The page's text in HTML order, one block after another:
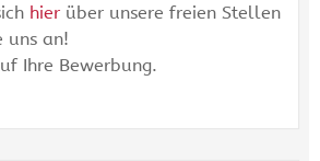
hier über unsere freien Stellen
uns an!
Ihre Bewerbung.